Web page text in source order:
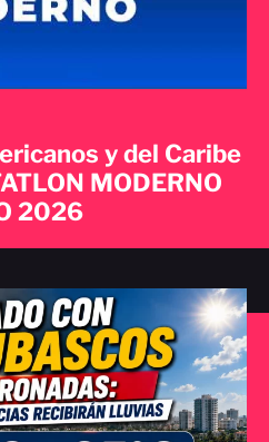
y del Caribe
MODERNO
2026